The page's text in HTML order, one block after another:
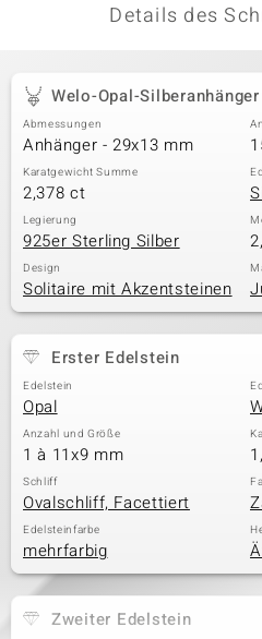
Classics
Details des
Welo-Opal-Silberanhänger
Abmessungen
Anhänger - 29x13 mm
Karatgewicht Summe
2,378 ct
Legierung
925er Sterling Silber
Design
Solitaire mit Akzentsteinen
Erster Edelstein
Edelstein
Opal
Anzahl und Größe
1 à 11x9 mm
Schliff
Ovalschliff, Facettiert
Edelsteinfarbe
mehrfarbig
Zweiter Edelstein